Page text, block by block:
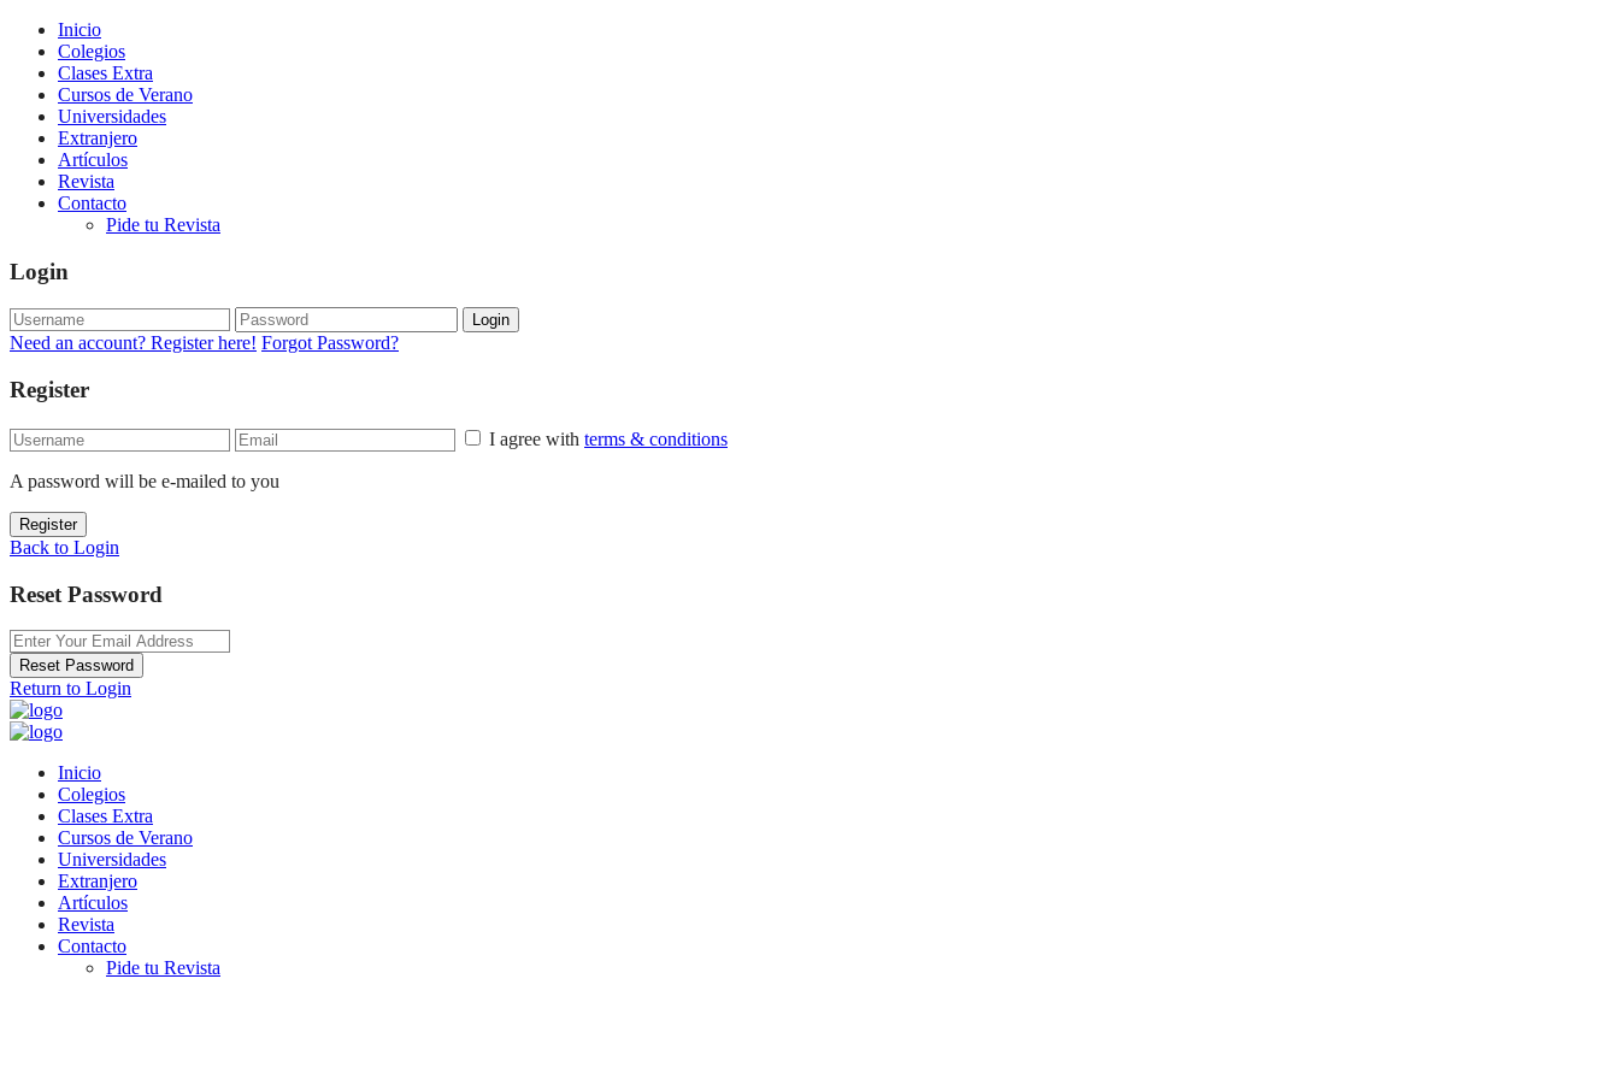
Inicio
Colegios
Clases Extra
Cursos de Verano
Universidades
Extranjero
Artículos
Revista
Contacto
Pide tu Revista
Login
Login
Need an account? Register here! Forgot Password?
Register
I agree with terms & conditions
A password will be e-mailed to you
Register
Back to Login
Reset Password
Reset Password
Return to Login
Inicio
Colegios
Clases Extra
Cursos de Verano
Universidades
Extranjero
Artículos
Revista
Contacto
Pide tu Revista